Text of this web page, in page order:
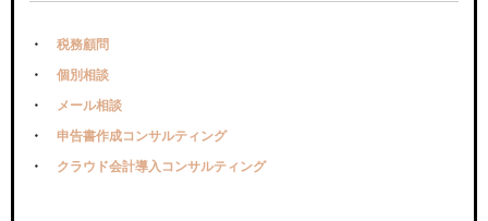
税務顧問
個別相談
メール相談
申告書作成コンサルティング
クラウド会計導入コンサルティング